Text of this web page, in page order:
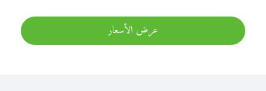
عرض الأسعار